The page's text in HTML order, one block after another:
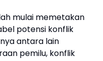
mulai memetakan
potensi konflik
antara lain
pemilu, konflik